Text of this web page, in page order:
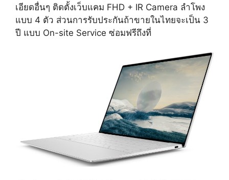
เอียดอื่นๆ ติดตั้งเว็บแคม FHD + IR Camera ลำโพง
แบบ 4 ตัว ส่วนการรับประกันถ้าขายในไทยจะเป็น 3
ปี แบบ On-site Service ซ่อมฟรีถึงที่